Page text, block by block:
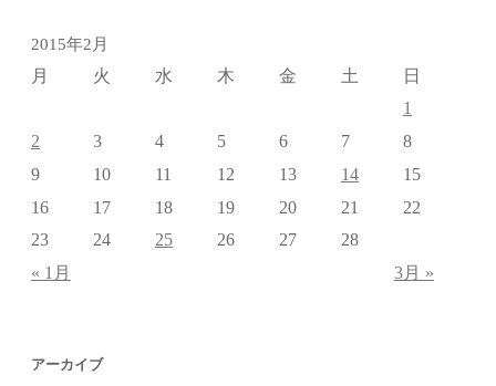
2015年2月
月
火 水 木 金 土 日
1
2
3 4 5 6 7
8
9
10 11 12 13 14
15
16
17 18 19 20 21
22
23
24 25 26 27
28
« 1月
3月 »
アーカイブ